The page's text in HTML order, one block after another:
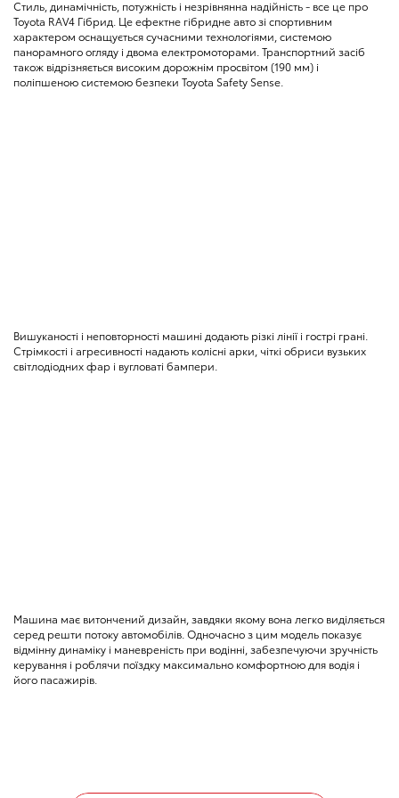
Стиль, динамічність, потужність і незрівнянна надійність - все це про
Toyota RAV4 Гібрид. Це ефектне гібридне авто зі спортивним
характером оснащується сучасними технологіями, системою
панорамного огляду і двома електромоторами. Транспортний засіб
також відрізняється високим дорожнім просвітом (190 мм) і
поліпшеною системою безпеки Toyota Safety Sense.
Вишуканості і неповторності машині додають різкі лінії і гострі грані.
Стрімкості і агресивності надають колісні арки, чіткі обриси вузьких
світлодіодних фар і вугловаті бампери.
Машина має витончений дизайн, завдяки якому вона легко виділяється
серед решти потоку автомобілів. Одночасно з цим модель показує
відмінну динаміку і маневреність при водінні, забезпечуючи зручність
керування і роблячи поїздку максимально комфортною для водія і
його пасажирів.